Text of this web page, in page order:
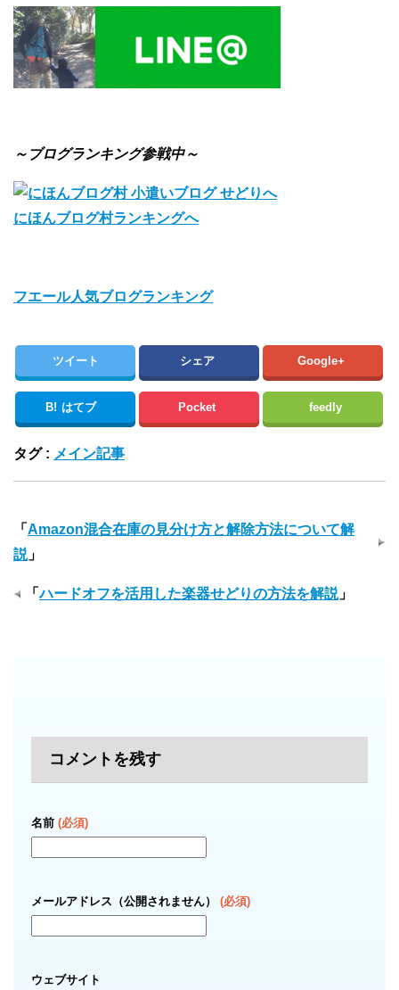
～ブログランキング参戦中～
にほんブログ村ランキングへ
フエール人気ブログランキング
ツイート シェア Google+
B! はてブ Pocket feedly
タグ : メイン記事
「 Amazon混合在庫の見分け方と解除方法について解
説」
「ハードオフを活用した楽器せどりの方法を解説」
コメントを残す
名前 (必須)
メールアドレス（公開されません） (必須)
ウェブサイト